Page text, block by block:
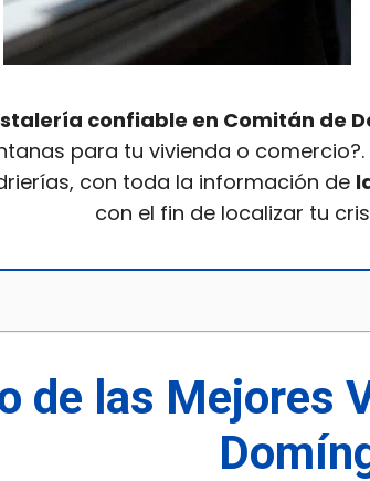
confiable en Comitán de
para tu vivienda o
con toda la información de
con el fin de localizar tu
de las Mejores